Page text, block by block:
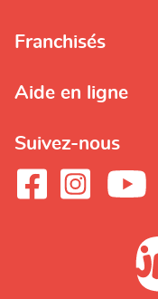
Franchisés
Aide en ligne
Suivez-nous